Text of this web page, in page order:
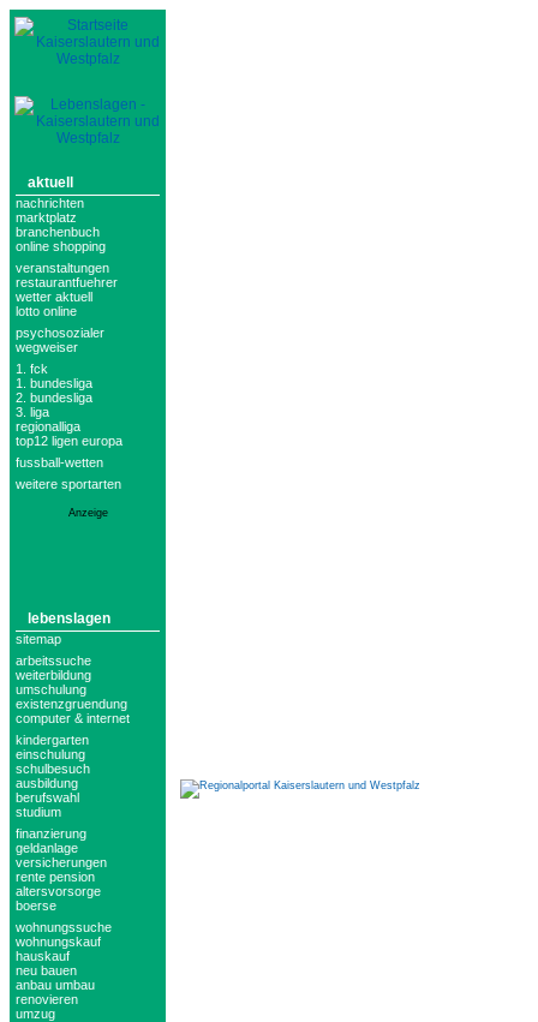
aktuell
nachrichten
marktplatz
branchenbuch
online shopping
veranstaltungen
restaurantfuehrer
wetter aktuell
lotto online
psychosozialer
wegweiser
1. fck
1. bundesliga
2. bundesliga
3. liga
regionalliga
top12 ligen europa
fussball-wetten
weitere sportarten
Anzeige
lebenslagen
sitemap
arbeitssuche
weiterbildung
umschulung
existenzgruendung
computer & internet
kindergarten
einschulung
schulbesuch
ausbildung
berufswahl
studium
finanzierung
geldanlage
versicherungen
rente pension
altersvorsorge
boerse
wohnungssuche
wohnungskauf
hauskauf
neu bauen
anbau umbau
renovieren
umzug